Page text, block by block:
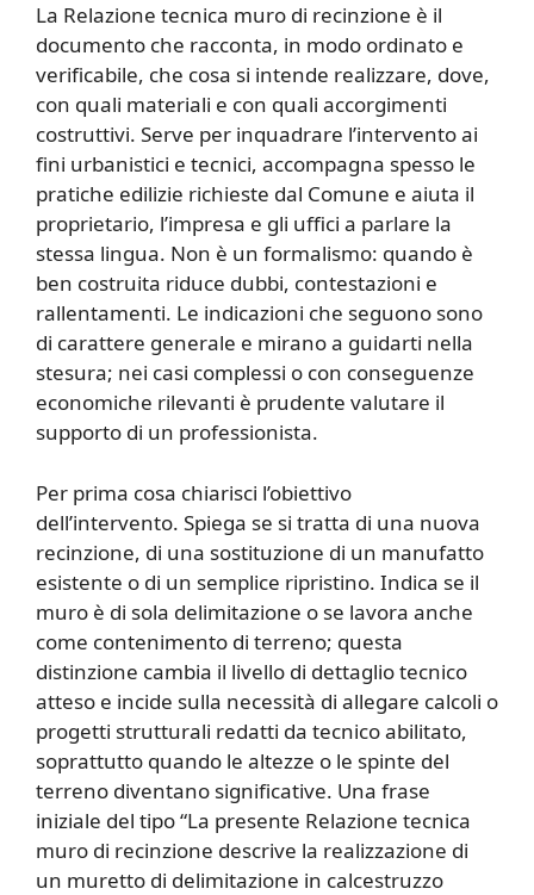
La Relazione tecnica muro di recinzione è il
documento che racconta, in modo ordinato e
verificabile, che cosa si intende realizzare, dove,
con quali materiali e con quali accorgimenti
costruttivi. Serve per inquadrare l’intervento ai
fini urbanistici e tecnici, accompagna spesso le
pratiche edilizie richieste dal Comune e aiuta il
proprietario, l’impresa e gli uffici a parlare la
stessa lingua. Non è un formalismo: quando è
ben costruita riduce dubbi, contestazioni e
rallentamenti. Le indicazioni che seguono sono
di carattere generale e mirano a guidarti nella
stesura; nei casi complessi o con conseguenze
economiche rilevanti è prudente valutare il
supporto di un professionista.
Per prima cosa chiarisci l’obiettivo
dell’intervento. Spiega se si tratta di una nuova
recinzione, di una sostituzione di un manufatto
esistente o di un semplice ripristino. Indica se il
muro è di sola delimitazione o se lavora anche
come contenimento di terreno; questa
distinzione cambia il livello di dettaglio tecnico
atteso e incide sulla necessità di allegare calcoli o
progetti strutturali redatti da tecnico abilitato,
soprattutto quando le altezze o le spinte del
terreno diventano significative. Una frase
iniziale del tipo “La presente Relazione tecnica
muro di recinzione descrive la realizzazione di
un muretto di delimitazione in calcestruzzo